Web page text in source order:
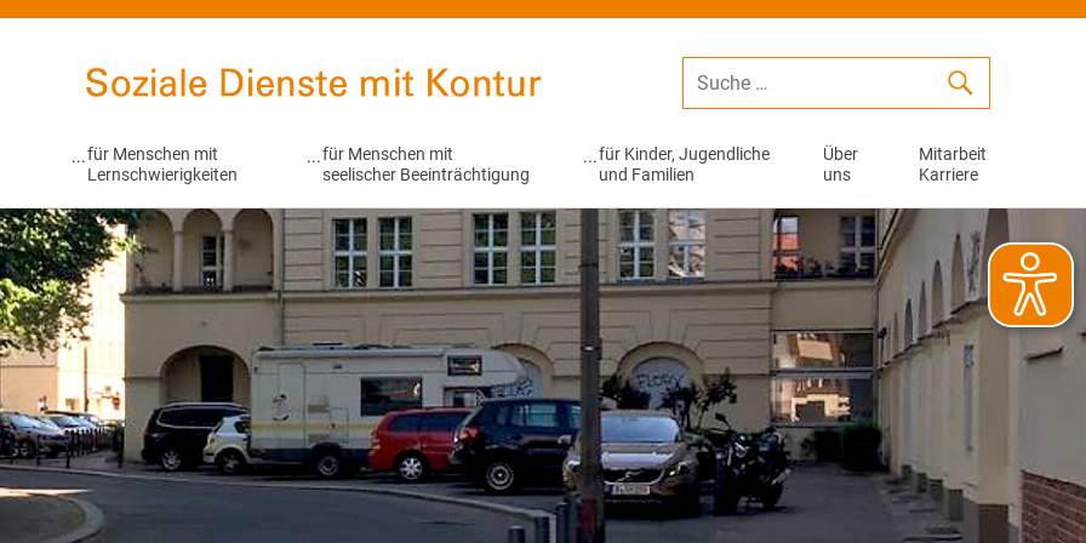
Soziale Dienste mit Kontur
für Menschen mit
Lernschwierigkeiten
für Menschen mit
seelischer Beeinträchtigung
für Kinder, Jugendliche
und Familien
Über
uns
Mitarbeit
Karriere